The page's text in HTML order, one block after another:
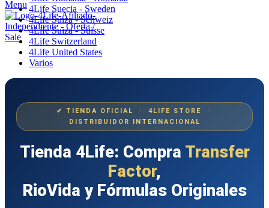
Menu 4Life Suecia - Sweden
4Life Suiza - Schweiz
4Life Suiza - Suisse
4Life Switzerland
4Life United States
Varios
✔ TIENDA OFICIAL · 4LIFE STORE ·
DISTRIBUIDOR INTERNACIONAL
Tienda 4Life: Compra Transfer
Factor,
RioVida y Fórmulas Originales